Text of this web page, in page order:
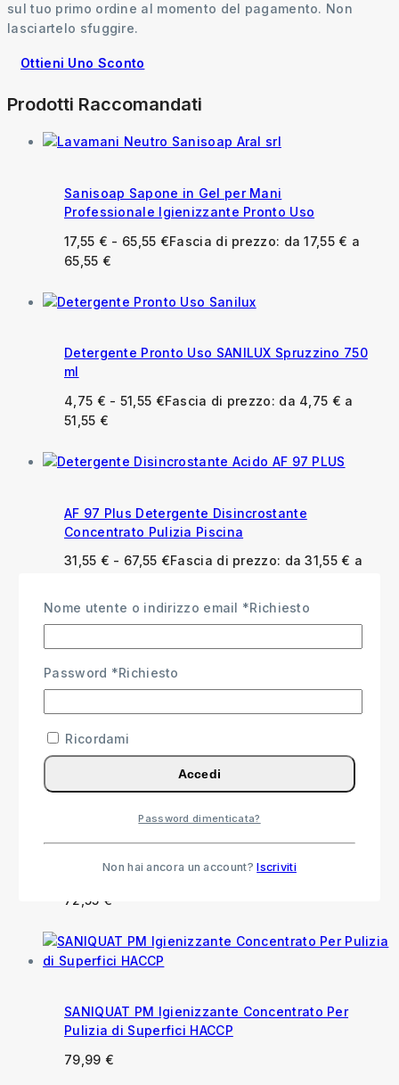
sul tuo primo ordine al momento del pagamento. Non
lasciartelo sfuggire.
Ottieni Uno Sconto
Prodotti Raccomandati
Sanisoap Sapone in Gel per Mani
Professionale Igienizzante Pronto Uso
17,55 € - 65,55 €Fascia di prezzo: da 17,55 € a
65,55 €
Detergente Pronto Uso SANILUX Spruzzino 750
ml
4,75 € - 51,55 €Fascia di prezzo: da 4,75 € a
51,55 €
AF 97 Plus Detergente Disincrostante
Concentrato Pulizia Piscina
31,55 € - 67,55 €Fascia di prezzo: da 31,55 € a
Anfosan Detergente Igienizzante per
Pavimenti e Superfici con Profumo Balsamico
15,99€
72,55 €
SANIQUAT PM Igienizzante Concentrato Per
Pulizia di Superfici HACCP
79,99 €
Nome utente o indirizzo email *Richiesto
Password *Richiesto
Ricordami
Accedi
Password dimenticata?
Non hai ancora un account?Iscriviti